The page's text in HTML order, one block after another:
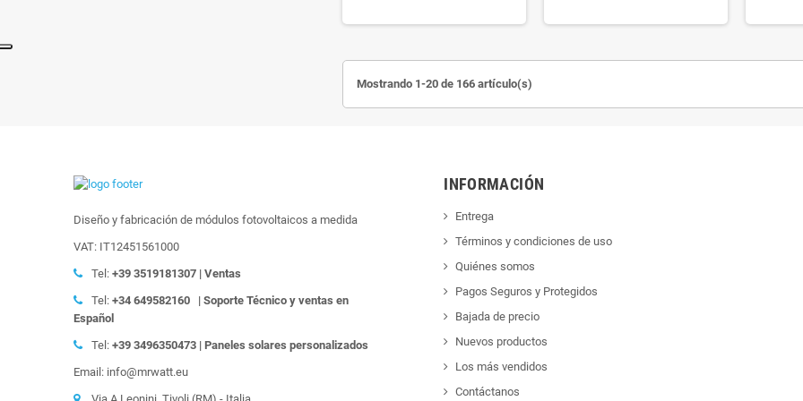
Mostrando 1-20 de 166 artículo(s)
Diseño y fabricación de módulos fotovoltaicos a medida
VAT: IT12451561000
Tel: +39 3519181307 | Ventas
Tel: +34 649582160 | Soporte Técnico y ventas en
Español
Tel: +39 3496350473 | Paneles solares personalizados
Email: info@mrwatt.eu
INFORMACIÓN
Entrega
Términos y condiciones de uso
Quiénes somos
Pagos Seguros y Protegidos
Bajada de precio
Nuevos productos
Los más vendidos
Contáctanos